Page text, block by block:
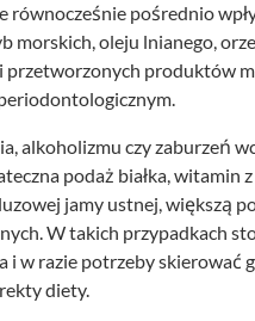
pośrednio
morskich, oleju lnianego,
przetworzonych produktów
alkoholizmu czy zaburzeń
podaż białka, witamin
jamy ustnej, większą
W takich przypadkach
i w razie potrzeby skierować
diety.